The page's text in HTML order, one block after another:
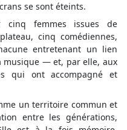
se sont éteints.
cinq femmes issues de
cinq comédiennes,
entretenant un lien
musique — et, par elle, aux
qui ont accompagné et
un territoire commun et
entre les générations,